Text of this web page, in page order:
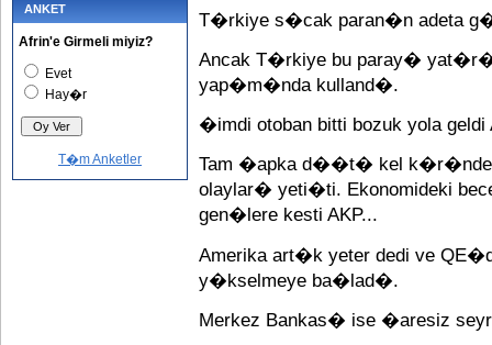
ANKET
Afrin'e Girmeli miyiz?
Evet
Hay�r
T�m Anketler
T�rkiye s�cak paran�n adeta
Ancak T�rkiye bu paray�
yap�m�nda kulland�.
�imdi otoban bitti bozuk yola geldi
Tam �apka d��t� kel k�r�nde
olaylar� yeti�ti. Ekonomideki
gen�lere kesti AKP...
Amerika art�k yeter dedi ve
y�kselmeye ba�lad�.
Merkez Bankas� ise �aresiz